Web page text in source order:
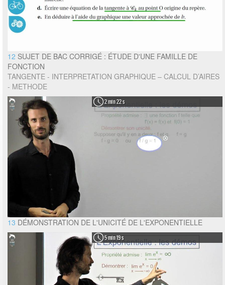
12 SUJET DE BAC CORRIGÉ : ÉTUDE D'UNE FAMILLE DE
FONCTION
TANGENTE - INTERPRETATION GRAPHIQUE – CALCUL D’AIRES
- METHODE
2 min 22 s
13 DÉMONSTRATION DE L'UNICITÉ DE L'EXPONENTIELLE
5 min 19 s